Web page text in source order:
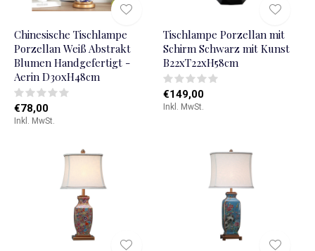
Chinesische Tischlampe
Porzellan Weiß Abstrakt
Blumen Handgefertigt -
Aerin D30xH48cm
€78,00
Inkl. MwSt.
Tischlampe Porzellan mit
Schirm Schwarz mit Kunst
B22xT22xH58cm
€149,00
Inkl. MwSt.